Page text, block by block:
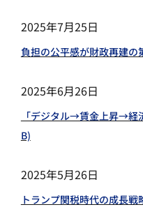
2025年7月25日
負担の公平感が財政再建の
2025年6月26日
「デジタル→賃金上昇→経
B)
2025年5月26日
トランプ関税時代の成⾧戦